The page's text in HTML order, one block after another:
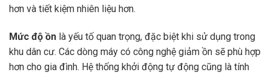
hơn và tiết kiệm nhiên liệu hơn.
Mức độ ồn là yếu tố quan trọng, đặc biệt khi sử dụng trong
khu dân cư. Các dòng máy có công nghệ giảm ồn sẽ phù hợp
hơn cho gia đình. Hệ thống khởi động tự động cũng là tính